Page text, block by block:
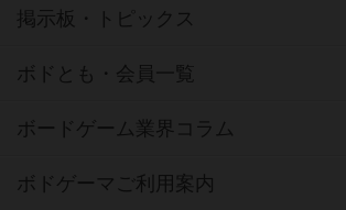
掲示板・トピックス
ボドとも・会員一覧
ボードゲーム業界コラム
ボドゲーマご利用案内